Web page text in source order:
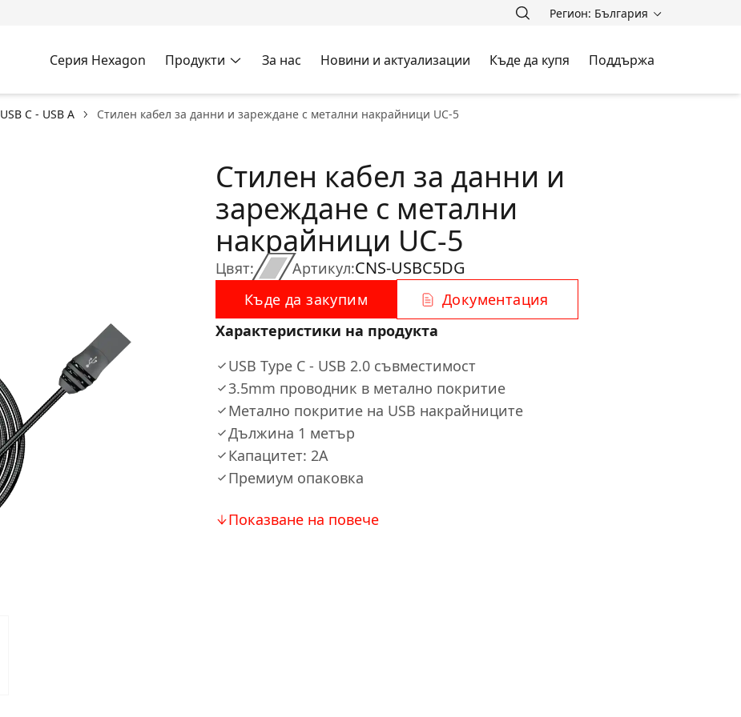
Регион: България
Серия Hexagon Продукти За нас Новини и актуализации Къде да купя Поддържа
USB C - USB A Стилен кабел за данни и зареждане с метални накрайници UC-5
Цвят:
Стилен кабел за данни и
зареждане с метални
накрайници UC-5
Артикул:CNS-USBC5DG
Къде да закупим
Документация
Характеристики на продукта
USB Type C - USB 2.0 съвместимост
3.5mm проводник в метално покритие
Метално покритие на USB накрайниците
Дължина 1 метър
Капацитет: 2A
Премиум опаковка
Показване на повече